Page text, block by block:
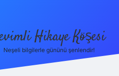
Hikaye Köşesi
Neşeli bilgilerle gününü şenlendir!